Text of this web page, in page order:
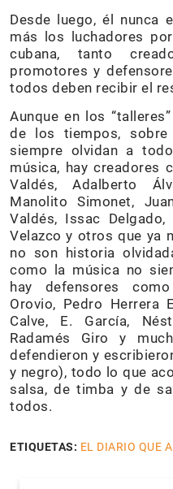
Desde luego, él nunca
más los luchadores
cubana, tanto
promotores y
todos deben recibir el
Aunque en los
de los tiempos,
siempre olvidan a
música, hay creadores
Valdés, Adalberto
Manolito Simonet,
Valdés, Issac Delgado,
Velazco y otros que ya
no son historia
como la música no
hay defensores
Orovio, Pedro Herrera
Calve, E. García,
Radamés Giro y
defendieron y
y negro), todo lo que
salsa, de timba y de
todos.
ETIQUETAS: EL DIARIO QUE